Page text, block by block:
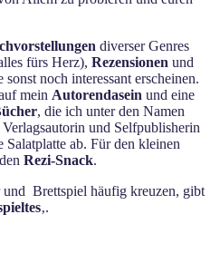
diverser Genres
fürs Herz), Rezensionen und
noch interessant erscheinen.
mein Autorendasein und eine
, die ich unter den Namen
und Selfpublisherin
ab. Für den kleinen
Rezi-Snack.
Brettspiel häufig kreuzen, gibt
‚.